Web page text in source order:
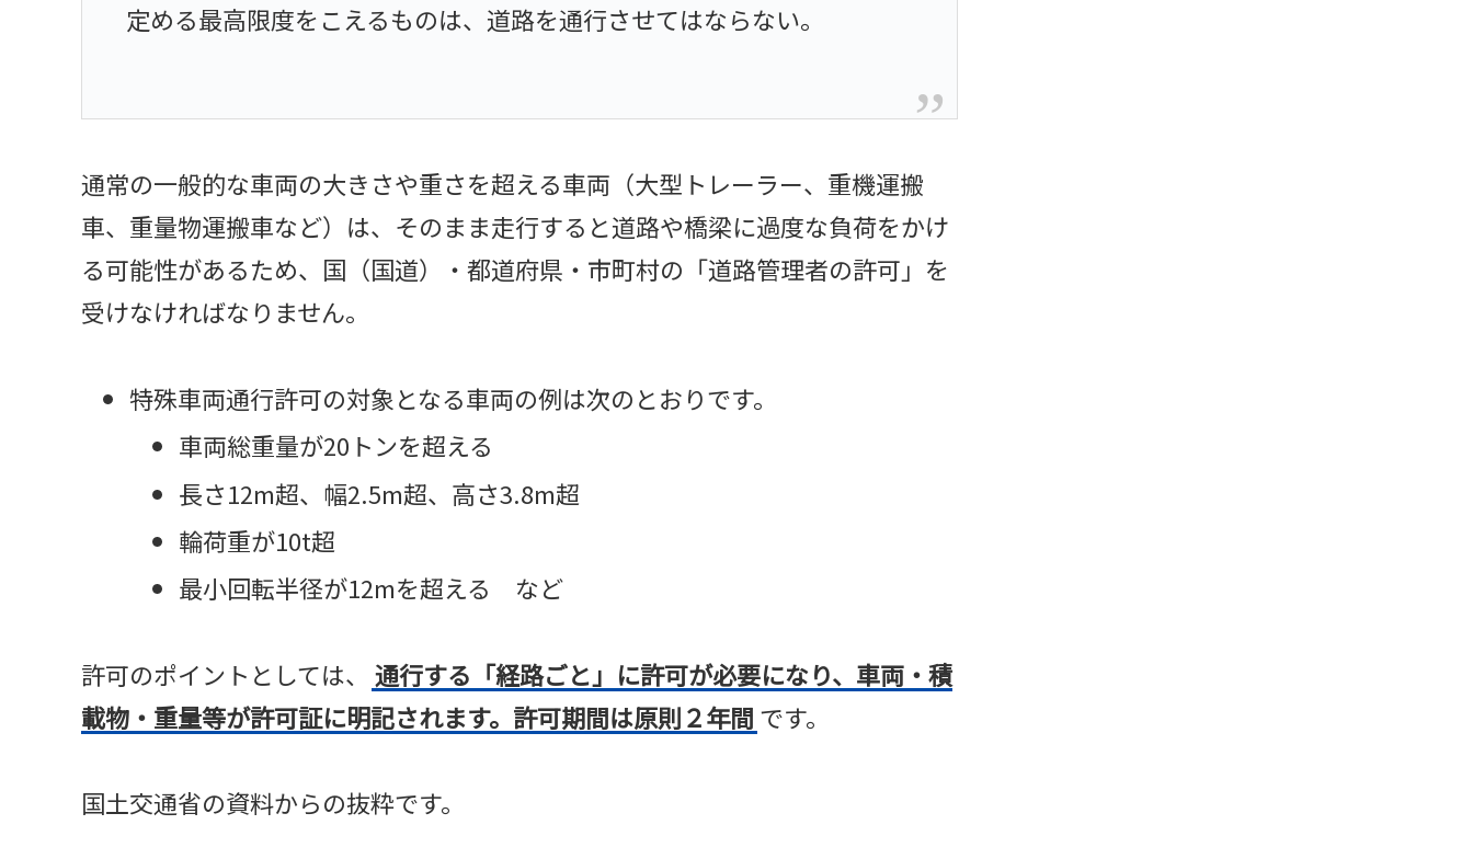
定める最高限度をこえるものは、道路を通行させてはならない。
通常の一般的な車両の大きさや重さを超える車両（大型トレーラー、重機運搬
車、重量物運搬車など）は、そのまま走行すると道路や橋梁に過度な負荷をかけ
る可能性があるため、国（国道）・都道府県・市町村の「道路管理者の許可」を
受けなければなりません。
特殊車両通行許可の対象となる車両の例は次のとおりです。
車両総重量が20トンを超える
長さ12m超、幅2.5m超、高さ3.8m超
輪荷重が10t超
最小回転半径が12mを超える など
許可のポイントとしては、
通行する「経路ごと」に許可が必要になり、車両・積
載物・重量等が許可証に明記されます。許可期間は原則２年間 です。
国土交通省の資料からの抜粋です。